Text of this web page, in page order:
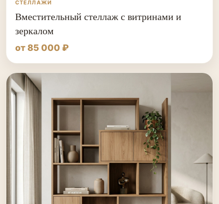
СТЕЛЛАЖИ
Вместительный стеллаж с витринами и
зеркалом
от 85 000 ₽